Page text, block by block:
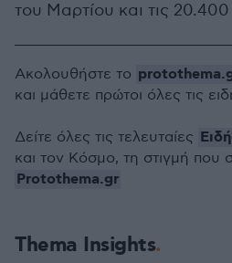
του Μαρτίου και τις
Thema Insights
Ακολουθήστε το
και μάθετε πρώτοι όλες τις
Δείτε όλες τις τελευταίες
και τον Κόσμο, τη στιγμή που
Protothema.gr